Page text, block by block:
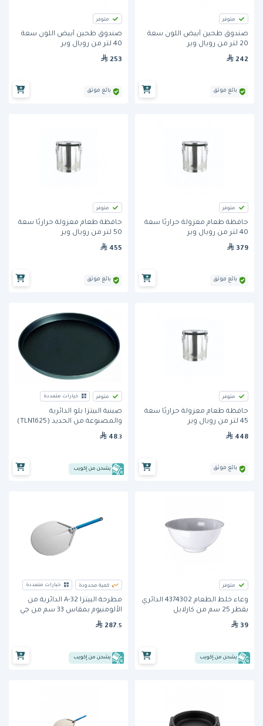
متوفر
صندوق طحين أبيض اللون سعة
20 لتر من رويال وير
242
بائع موثق
متوفر
صندوق طحين أبيض اللون سعة
40 لتر من رويال وير
253
بائع موثق
متوفر
حافظة طعام معزولة حراريًا سعة
40 لتر من رويال وير
379
بائع موثق
متوفر
حافظة طعام معزولة حراريًا سعة
50 لتر من رويال وير
455
بائع موثق
متوفر
حافظة طعام معزولة حراريًا سعة
45 لتر من رويال وير
448
بائع موثق
متوفر خيارات متعددة
صينية البيتزا بلو الدائرية
والمصنوعة من الحديد (TLN1625)
من جي آي ميتال
48.3
يشحن من إكويب
متوفر
وعاء خلط الطعام 4374302 الدائري
بقطر 25 سم من كارلايل
39
يشحن من إكويب
كمية محدودة خيارات متعددة
مطرحة البيتزا A-32 الدائرية من
الألومنيوم بمقاس 33 سم من جي
آي ميتال
287 .5
يشحن من إكويب